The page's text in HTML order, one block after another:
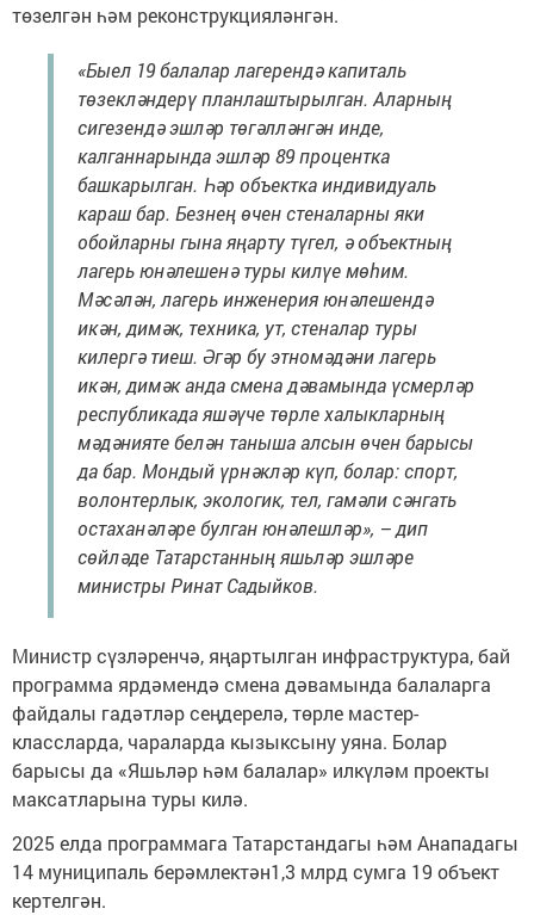
төзелгән һәм реконструкцияләнгән.
«Быел 19 балалар лагерендә капиталь
төзекләндерү планлаштырылган. Аларның
сигезендә эшләр төгәлләнгән инде,
калганнарында эшләр 89 процентка
башкарылган. Һәр объектка индивидуаль
караш бар. Безнең өчен стеналарны яки
обойларны гына яңарту түгел, ә объектның
лагерь юнәлешенә туры килүе мөһим.
Мәсәлән, лагерь инженерия юнәлешендә
икән, димәк, техника, ут, стеналар туры
килергә тиеш. Әгәр бу этномәдәни лагерь
икән, димәк анда смена дәвамында үсмерләр
республикада яшәүче төрле халыкларның
мәдәнияте белән таныша алсын өчен барысы
да бар. Мондый үрнәкләр күп, болар: спорт,
волонтерлык, экологик, тел, гамәли сәнгать
остаханәләре булган юнәлешләр», – дип
сөйләде Татарстанның яшьләр эшләре
министры Ринат Садыйков.
Министр сүзләренчә, яңартылган инфраструктура, бай
программа ярдәмендә смена дәвамында балаларга
файдалы гадәтләр сеңдерелә, төрле мастер-
классларда, чараларда кызыксыну уяна. Болар
барысы да «Яшьләр һәм балалар» илкүләм проекты
максатларына туры килә.
2025 елда программага Татарстандагы һәм Анападагы
14 муниципаль берәмлектән1,3 млрд сумга 19 объект
кертелгән.